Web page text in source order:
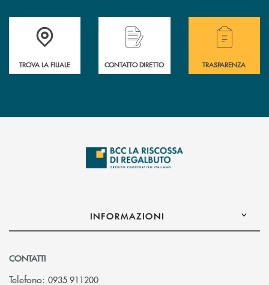
Accedi all' elenco completo delle filiali della Bcc
TROVA LA FILIALE
Hai bisogno di assistenza immediata?
CONTATTO DIRETTO
Hai bisogno di
TRASPARENZA
INFORMAZIONI
CONTATTI
Telefono: 0935 911200